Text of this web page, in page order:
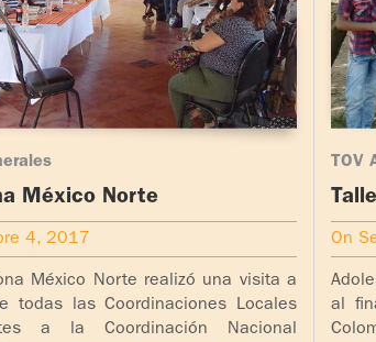
México Norte
4, 2017
México Norte realizó una visita a
todas las Coordinaciones Locales
a la Coordinación Nacional
TOV
On
al